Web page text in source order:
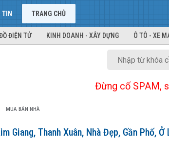
TIN TRANG CHỦ
ĐIỆN TỬ KINH DOANH - XÂY DỰNG Ô TÔ - XE
Đừng cố SPAM,
MUA BÁN NHÀ
Giang, Thanh Xuân, Nhà Đẹp, Gần Phố, Ở